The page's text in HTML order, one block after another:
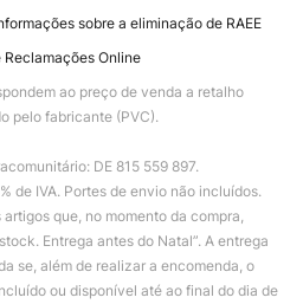
sobre a eliminação de RAEE
Reclamações Online
ao preço de venda a retalho
pelo fabricante (PVC).
DE 815 559 897.
de IVA. Portes de envio não incluídos.
que, no momento da compra,
Entrega antes do Natal”. A entrega
se, além de realizar a encomenda, o
ou disponível até ao final do dia de